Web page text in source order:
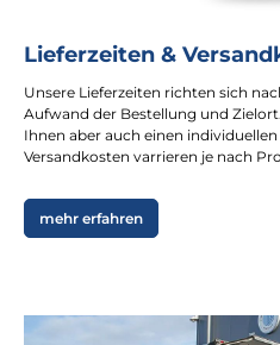
Lieferzeiten &
Unsere Lieferzeiten richten sich
Aufwand der Bestellung und
Ihnen aber auch einen
Versandkosten varrieren je nach
mehr erfahren